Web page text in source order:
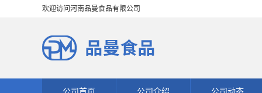
欢迎访问河南品曼食品有限公司